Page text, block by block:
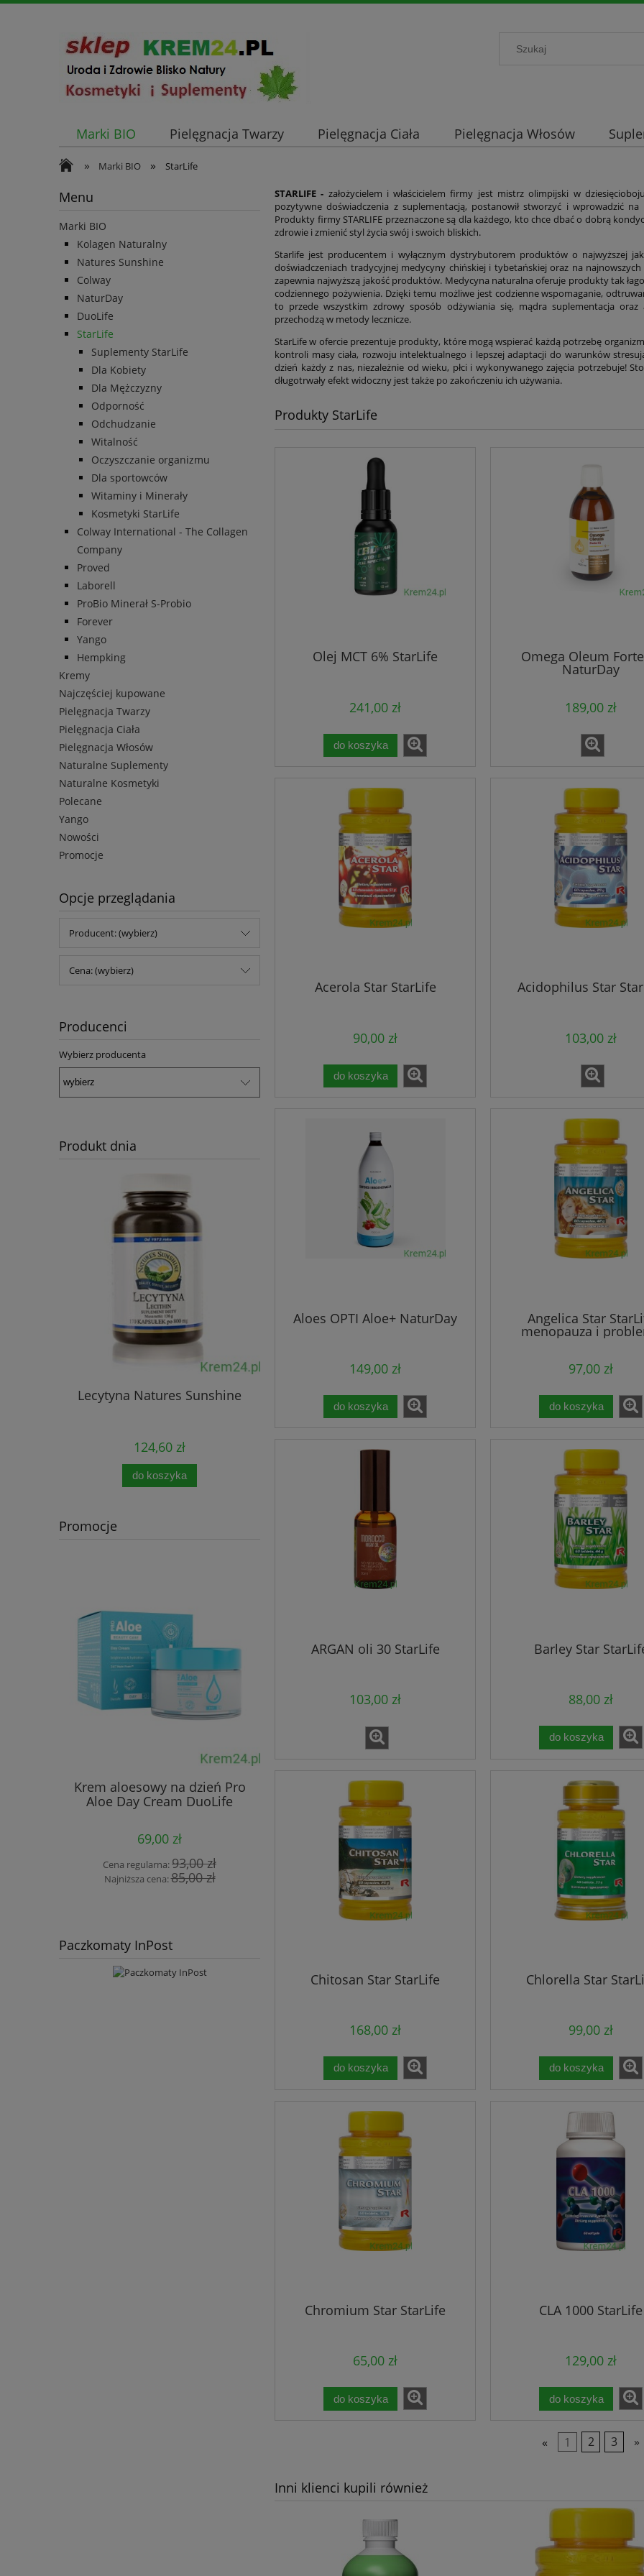
Marki BIO Pielęgnacja Twarzy Pielęgnacja Ciała Pielęgnacja Włosów
» Marki BIO » StarLife
Menu
Marki BIO
Kolagen Naturalny
Natures Sunshine
Colway
NaturDay
DuoLife
StarLife
Suplementy StarLife
Dla Kobiety
Dla Mężczyzny
Odporność
Odchudzanie
Witalność
Oczyszczanie organizmu
Dla sportowców
Witaminy i Minerały
Kosmetyki StarLife
Colway International - The Collagen
Company
Proved
Laborell
ProBio Minerał S-Probio
Forever
Yango
Hempking
Kremy
Najczęściej kupowane
Pielęgnacja Twarzy
Pielęgnacja Ciała
Pielęgnacja Włosów
Naturalne Suplementy
Naturalne Kosmetyki
Polecane
Yango
Nowości
Promocje
Opcje przeglądania
Producent: (wybierz)
Cena: (wybierz)
Producenci
Wybierz producenta
Produkt dnia
Lecytyna Natures Sunshine
124,60 zł
do koszyka
Immune Formula Natures
Sunshine
145,00 zł
Bacillus Coagulans Natures
Sunshine
131,00 zł
do koszyka
Promocje
Krem aloesowy na dzień Pro
Aloe Day Cream DuoLife
69,00 zł
Cena regularna:93,00 zł
Najniższa cena:85,00 zł
Aloesowy szampon do włosów -
Aloes Daily Shampoo DuoLife
69,00 zł
84,00 zł
Najniższa cena:69,00 zł
witaminy minerały -
stawy skóra włosy
167,00 zł
Cena regularna:199,00 zł
Najniższa cena:199,00 zł
do koszyka
Paczkomaty InPost
STARLIFE - założycielem i właścicielem firmy jest mistrz olimpijski w
pozytywne doświadczenia z suplementacją, postanowił stworzyć i wprowadzić
Produkty firmy STARLIFE przeznaczone są dla każdego, kto chce dbać o dobrą
zdrowie i zmienić styl życia swój i swoich bliskich.
Starlife jest producentem i wyłącznym dystrybutorem produktów o najwyższej
doświadczeniach tradycyjnej medycyny chińskiej i tybetańskiej oraz na najnowszych
zapewnia najwyższą jakość produktów. Medycyna naturalna oferuje produkty tak
codziennego pożywienia. Dzięki temu możliwe jest codzienne wspomaganie,
to przede wszystkim zdrowy sposób odżywiania się, mądra suplementacja
przechodzą w metody lecznicze.
StarLife w ofercie prezentuje produkty, które mogą wspierać każdą potrzebę
kontroli masy ciała, rozwoju intelektualnego i lepszej adaptacji do warunków
dzień każdy z nas, niezależnie od wieku, płci i wykonywanego zajęcia potrzebuje!
długotrwały efekt widoczny jest także po zakończeniu ich używania.
Produkty StarLife
Olej MCT 6% StarLife
241,00 zł
do koszyka
Omega Oleum
NaturDay
189,00 zł
Acerola Star StarLife
90,00 zł
do koszyka
Acidophilus Star
103,00 zł
Aloes OPTI Aloe+ NaturDay
149,00 zł
do koszyka
Angelica Star
menopauza i
hormonalne
97,00 zł
do koszyka
ARGAN oli 30 StarLife
103,00 zł
Barley Star
88,00 zł
do koszyka
Chitosan Star StarLife
168,00 zł
do koszyka
Chlorella Star
99,00 zł
do koszyka
Chromium Star StarLife
65,00 zł
do koszyka
CLA 1000 StarLife
129,00 zł
do koszyka
« 1 2 3 »
Inni klienci kupili również